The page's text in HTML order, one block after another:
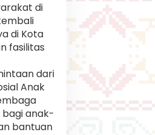
di
di Kota
fasilitas
dari
Anak
anak-
bantuan